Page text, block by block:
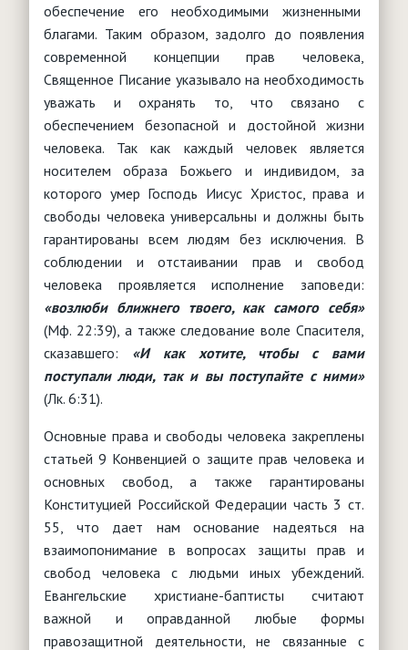
обеспечение его необходимыми жизненными
благами. Таким образом, задолго до появления
современной концепции прав человека,
Священное Писание указывало на необходимость
уважать и охранять то, что связано с
обеспечением безопасной и достойной жизни
человека. Так как каждый человек является
носителем образа Божьего и индивидом, за
которого умер Господь Иисус Христос, права и
свободы человека универсальны и должны быть
гарантированы всем людям без исключения. В
соблюдении и отстаивании прав и свобод
человека проявляется исполнение заповеди:
«возлюби ближнего твоего, как самого себя»
(Мф. 22:39), а также следование воле Спасителя,
сказавшего: «И как хотите, чтобы с вами
поступали люди, так и вы поступайте с ними»
(Лк. 6:31).
Основные права и свободы человека закреплены
статьей 9 Конвенцией о защите прав человека и
основных свобод, а также гарантированы
Конституцией Российской Федерации часть 3 ст.
55, что дает нам основание надеяться на
взаимопонимание в вопросах защиты прав и
свобод человека с людьми иных убеждений.
Евангельские христиане-баптисты считают
важной и оправданной любые формы
правозащитной деятельности, не связанные с